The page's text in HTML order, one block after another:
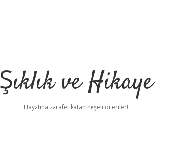
Şıklık ve Hikaye
Hayatına zarafet katan neşeli öneriler!